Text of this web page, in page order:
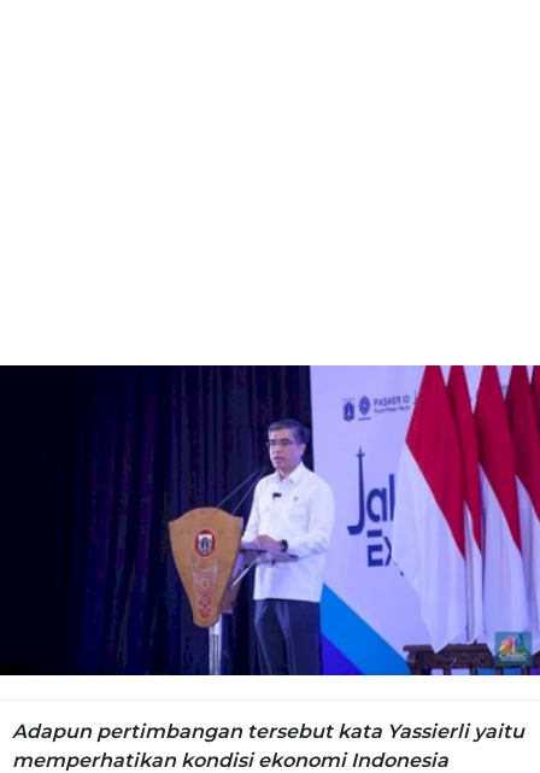
Adapun pertimbangan tersebut kata Yassierli yaitu
memperhatikan kondisi ekonomi Indonesia